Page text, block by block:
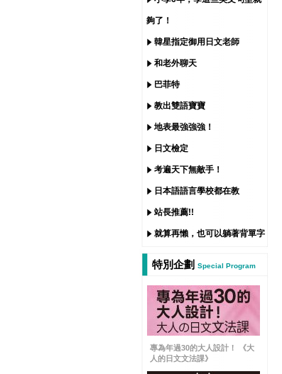
夠了！
韓星指定御用日文老師
和老外聊天
巴菲特
教出雙語寶寶
地表最強強強！
日文檢定
考遍天下無敵手！
日本語語言學校都在教
站長推薦!!
就算再懶，也可以躺著背單字
特別企劃 Special Program
專為年過30的大人設計！ 《大
人的日文文法課》